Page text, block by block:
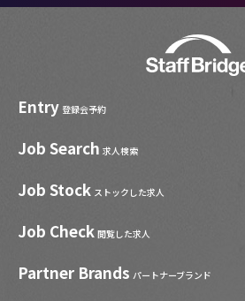
Entry 登録会予約
Job Search 求人検索
Job Stock ストックした求人
Job Check 閲覧した求人
Partner Brands パートナーブランド